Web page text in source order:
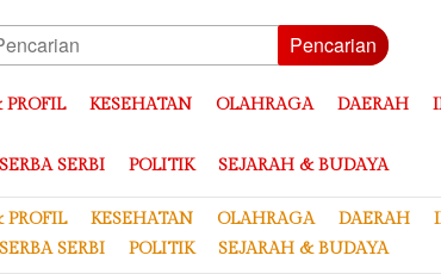
Pencarian
KESEHATAN OLAHRAGA DAERAH
SERBA SERBI POLITIK SEJARAH & BUDAYA
PROFIL KESEHATAN OLAHRAGA DAERAH
SERBA SERBI POLITIK SEJARAH & BUDAYA